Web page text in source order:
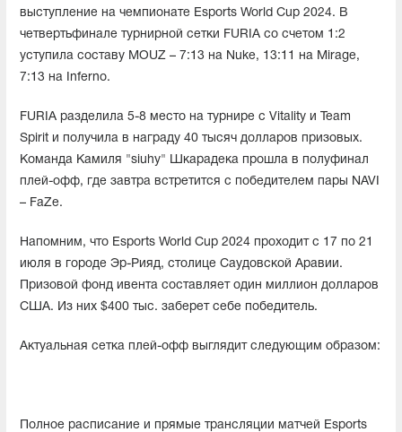
выступление на чемпионате Esports World Cup 2024. В
четвертьфинале турнирной сетки FURIA со счетом 1:2
уступила составу MOUZ – 7:13 на Nuke, 13:11 на Mirage,
7:13 на Inferno.
FURIA разделила 5-8 место на турнире с Vitality и Team
Spirit и получила в награду 40 тысяч долларов призовых.
Команда Камиля "siuhy" Шкарадека прошла в полуфинал
плей-офф, где завтра встретится с победителем пары NAVI
– FaZe.
Напомним, что Esports World Cup 2024 проходит с 17 по 21
июля в городе Эр-Рияд, столице Саудовской Аравии.
Призовой фонд ивента составляет один миллион долларов
США. Из них $400 тыс. заберет себе победитель.
Актуальная сетка плей-офф выглядит следующим образом:
Полное расписание и прямые трансляции матчей Esports